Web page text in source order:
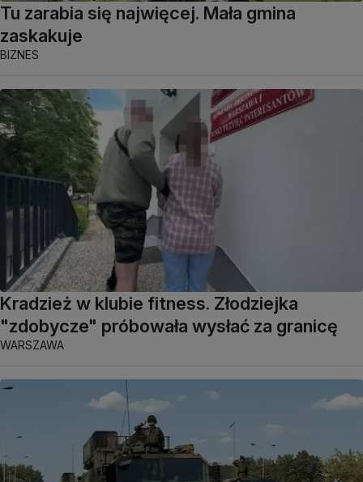
Tu zarabia się najwięcej. Mała gmina
zaskakuje
BIZNES
Kradzież w klubie fitness. Złodziejka
"zdobycze" próbowała wysłać za granicę
WARSZAWA